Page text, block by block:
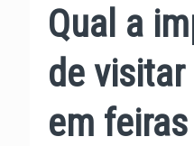
Qual a
de
em